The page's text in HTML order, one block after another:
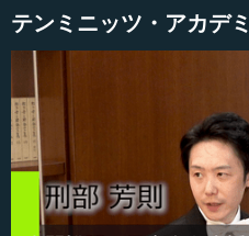
テンミニッツ・アカデ